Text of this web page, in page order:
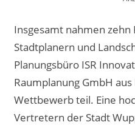
Insgesamt nahmen zehn
Stadtplanern und
Planungsbüro ISR
Raumplanung GmbH
Wettbewerb teil. Eine
Vertretern der Stadt